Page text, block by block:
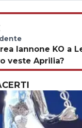
Iannone KO a
veste Aprilia?